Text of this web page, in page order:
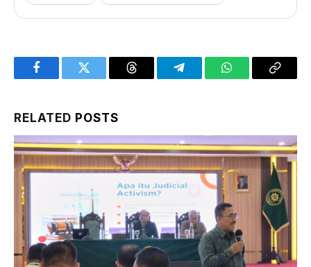
FacebookTwitter Threads TelegramWhatsAppCopy
RELATED POSTS